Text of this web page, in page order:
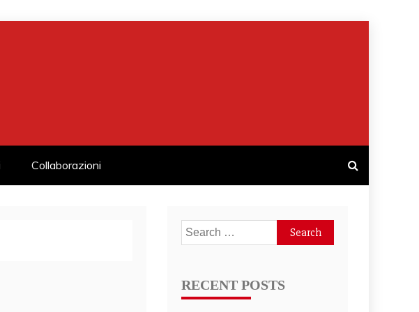
Collaborazioni
Search
for:
RECENT POSTS